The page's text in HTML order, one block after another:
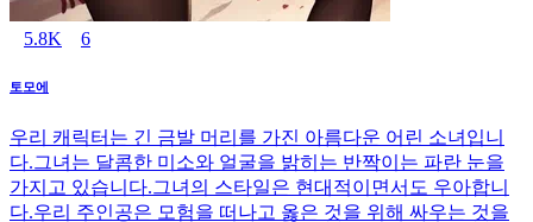
5.8K 6
토모에
우리 캐릭터는 긴 금발 머리를 가진 아름다운 어린 소녀입니
다.그녀는 달콤한 미소와 얼굴을 밝히는 반짝이는 파란 눈을
가지고 있습니다.그녀의 스타일은 현대적이면서도 우아합니
다.우리 주인공은 모험을 떠나고 옳은 것을 위해 싸우는 것을